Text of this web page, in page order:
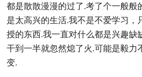
都是散散漫漫的过了.考了个一般般
是太高兴的生活.我不是不爱学习，
授的东西.我一直对什么都是兴趣缺
干到一半就忽然熄了火.可能是毅力
变.